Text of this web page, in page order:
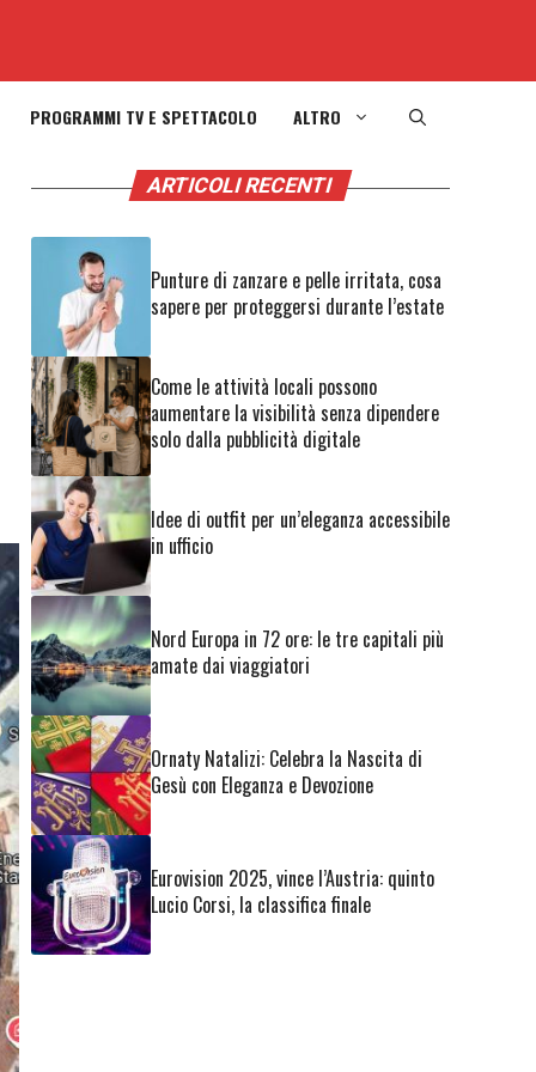
PROGRAMMI TV E SPETTACOLO ALTRO
ARTICOLI RECENTI
Punture di zanzare e pelle irritata, cosa
sapere per proteggersi durante l’estate
Come le attività locali possono
aumentare la visibilità senza dipendere
solo dalla pubblicità digitale
Idee di outfit per un’eleganza accessibile
in ufficio
Nord Europa in 72 ore: le tre capitali più
amate dai viaggiatori
Ornaty Natalizi: Celebra la Nascita di
Gesù con Eleganza e Devozione
Eurovision 2025, vince l’Austria: quinto
Lucio Corsi, la classifica finale